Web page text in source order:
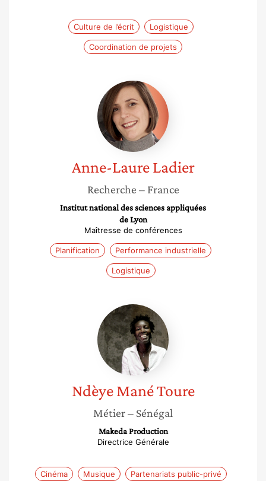
Culture de l’écrit Logistique
Coordination de projets
Anne-
Laure
Ladier
Anne-Laure Ladier
Recherche – France
Institut national des sciences appliquées
de Lyon
Maîtresse de conférences
Planification Performance industrielle
Logistique
Ndèye
Mané
Toure
Ndèye ManéToure
Métier– Sénégal
Makeda Production
Directrice Générale
Cinéma Musique Partenariats public-privé